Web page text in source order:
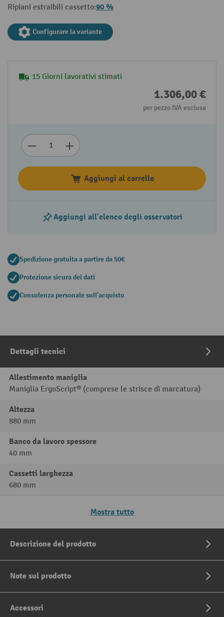
Ripiani estraibili cassetto:90 %
Configurare la variante
15 Giorni lavorativi stimati
1.306,00 €
per pezzo IVA esclusa
Aggiungi al carrello
Aggiungi all'elenco degli osservatori
Spedizione gratuita a partire da 50€
Protezione sicura dei dati
Consulenza personale sull'acquisto
Dettagli tecnici
Allestimento maniglia
Maniglia ErgoScript® (comprese le strisce di marcatura)
Altezza
880 mm
Banco da lavoro spessore
40 mm
Cassetti larghezza
680 mm
Mostra tutto
Descrizione del prodotto
Note sul prodotto
Accessori